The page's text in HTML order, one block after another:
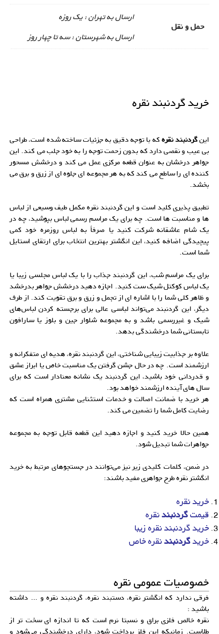
حمل و نقل
ارسال به تهران : یک روزه
ارسال به شهرستان : سه تا چهار روز
خرید گردنبند نقره
اینگردنبند نقرهکه با توجه دقیق به جزئیات ساخته شده است، طراحی
بی عیب و نقصی دارد که بدون زحمت توجه را به خود جلب می کند. این
جواهر درخشان به عنوان قطعه مرکزی عمل می کند و درخشش مسحور
کننده ای را ساطع می کند که به هر مجموعه ای جلوه ای از زرق و برق می
بخشد.
تطبیق پذیری کلید است و این گردنبند نقره مکمل طیف وسیعی از لباس
ها و مناسبت ها است. چه برای یک مراسم رسمی لباس بپوشید، چه در
یک شام عاشقانه شرکت کنید یا صرفاً به لباس روزمره خود کمی
پیچیدگی اضافه کنید، این انگشتر بهترین انتخاب برای ارتقای استایل
شما است.
برای یک مراسم شب، این گردنبند جذاب را با یک لباس مجلسی زیبا یا
یک لباس کوکتل شیک ست کنید. اجازه دهید درخشش جواهر بدرخشد
و ظاهر کلی شما را با اشاره ای از تجمل و زرق و برق تقویت کند. از طرف
دیگر، این گردنبند می‌تواند لباسی عالی برای برجسته کردن لباس‌های
شیک و غیررسمی باشد و به مجموعه شلوار جین و بلوز یا سارافون
تابستانی شما درخشندگی بدهد.
علاوه بر جذابیت زیبایی شناختی، این گردنبند نقره، هدیه ای متفکرانه و
ارزشمند است. چه در حال جشن گرفتن یک مناسبت خاص یا ابراز عشق
و قدردانی خود باشید، این گردنبند یک نشانه معنادار است که برای
سال های آینده ارزشمند خواهد بود.
هر خرید با ضمانت اصالت و خدمات استثنایی مشتری همراه است که
رضایت کامل شما را تضمین می کند.
همین حالا خرید کنید و اجازه دهید این قطعه قابل توجه به مجموعه
جواهرات شما تبدیل شود.
در ضمن، کلمات کلیدی زیر نیز می‌توانند در جستجوهای مرتبط به خرید
انگشتر نقره طرح جواهری مفید باشند:
خرید نقره
قیمتگردنبندنقره
خرید گردنبند نقره زیبا
خریدگردنبندنقره خاص
خصوصیات عمومی نقره
فرقی ندارد که انگشتر نقره، دستبند نقره، گردنبند نقره و … داشته
باشید :
نقره خالص فلزی براق و نسبتا نرم است که تا اندازه ای سخت تر از
طلاست. زمانیکه این فلز پرداخت شود، دارای درخشندگی می‌شود و